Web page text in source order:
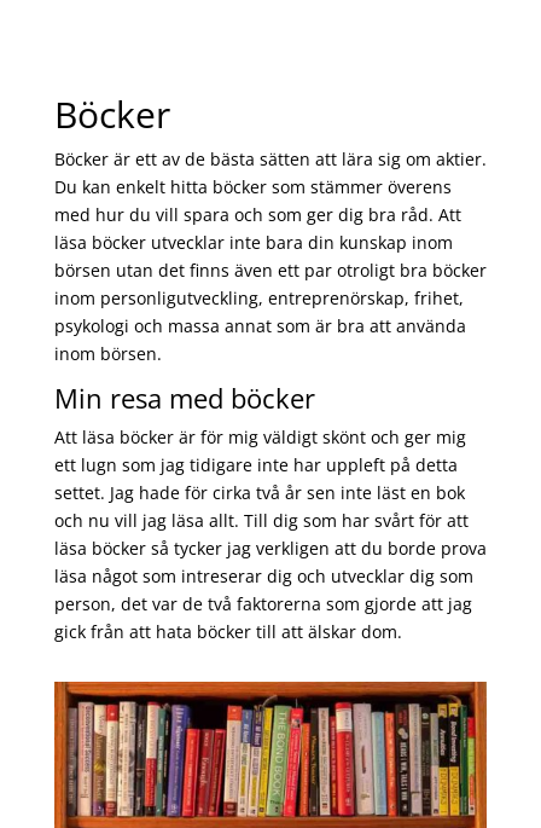
Böcker
Böcker är ett av de bästa sätten att lära sig om aktier.
Du kan enkelt hitta böcker som stämmer överens
med hur du vill spara och som ger dig bra råd. Att
läsa böcker utvecklar inte bara din kunskap inom
börsen utan det finns även ett par otroligt bra böcker
inom personligutveckling, entreprenörskap, frihet,
psykologi och massa annat som är bra att använda
inom börsen.
Min resa med böcker
Att läsa böcker är för mig väldigt skönt och ger mig
ett lugn som jag tidigare inte har uppleft på detta
settet. Jag hade för cirka två år sen inte läst en bok
och nu vill jag läsa allt. Till dig som har svårt för att
läsa böcker så tycker jag verkligen att du borde prova
läsa något som intreserar dig och utvecklar dig som
person, det var de två faktorerna som gjorde att jag
gick från att hata böcker till att älskar dom.